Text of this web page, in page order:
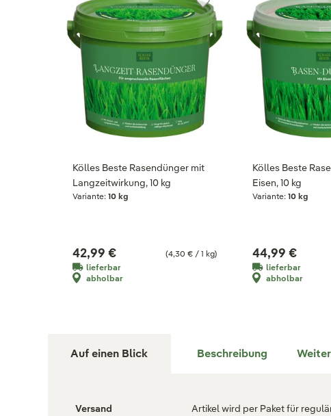
Kölles Beste Rasendünger mit
Langzeitwirkung, 10 kg
Variante: 10 kg
(4,30 € / 1 kg)
42,99 €
lieferbar
abholbar
Kölles Beste
Eisen, 10 kg
Variante:10 kg
44,99 €
lieferbar
abholbar
Auf einen Blick Beschreibung
Versand
Artikel wird per Paket für